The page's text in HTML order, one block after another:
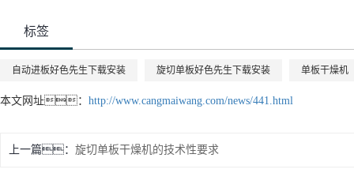
标签
自动进板好色先生下载安装 旋切单板好色先生下载安装 单板干燥机
本文网址： http://www.cangmaiwang.com/news/441.html
上一篇： 旋切单板干燥机的技术性要求